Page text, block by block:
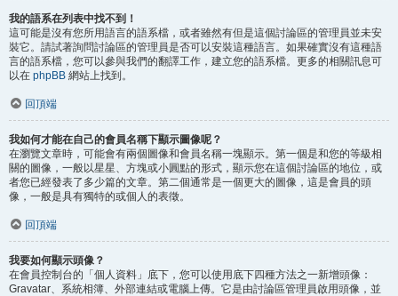
我的語系在列表中找不到！
這可能是沒有您所用語言的語系檔，或者雖然有但是這個討論區的管理員並未安
裝它。請試著詢問討論區的管理員是否可以安裝這種語言。如果確實沒有這種語
言的語系檔，您可以參與我們的翻譯工作，建立您的語系檔。更多的相關訊息可
以在 phpBB 網站上找到。
回頂端
我如何才能在自己的會員名稱下顯示圖像呢？
在瀏覽文章時，可能會有兩個圖像和會員名稱一塊顯示。第一個是和您的等級相
關的圖像，一般以星星、方塊或小圓點的形式，顯示您在這個討論區的地位，或
者您已經發表了多少篇的文章。第二個通常是一個更大的圖像，這是會員的頭
像，一般是具有獨特的或個人的表徵。
回頂端
我要如何顯示頭像？
在會員控制台的「個人資料」底下，您可以使用底下四種方法之一新增頭像：
Gravatar、系統相簿、外部連結或電腦上傳。它是由討論區管理員啟用頭像，並